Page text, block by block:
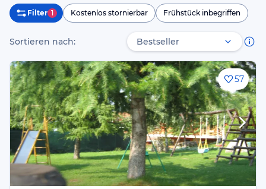
Filter 1 Kostenlos stornierbar Frühstück inbegriffen
Sortieren nach:
57